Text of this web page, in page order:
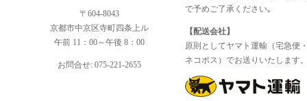
〒604-8043
京都市中京区寺町四条上ル
午前 11：00～午後 8：00
お問合せ: 075-221-2655
で予めご了承ください｡
【配送会社】
原則としてヤマト運輸（宅急便
ネコポス）でお送りいたします